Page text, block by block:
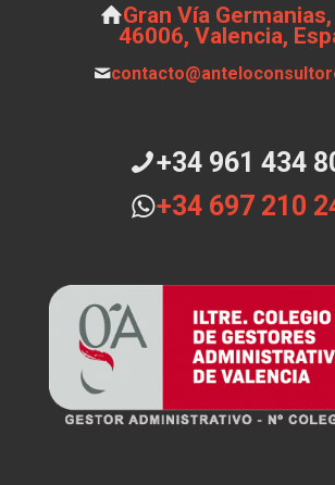
Gran Vía Germanias,
46006, Valencia,
+34 961 434
+34 697 210